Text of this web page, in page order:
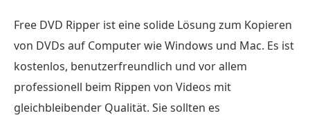
Free DVD Ripper ist eine solide Lösung zum Kopieren
von DVDs auf Computer wie Windows und Mac. Es ist
kostenlos, benutzerfreundlich und vor allem
professionell beim Rippen von Videos mit
gleichbleibender Qualität. Sie sollten es